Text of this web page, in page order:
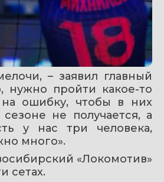
– заявил главный
нужно пройти какое-то
ошибку, чтобы в них
не получается, а
у нас три человека,
много».
«Локомотив»
сетах.